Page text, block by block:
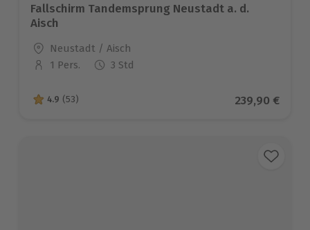
Fallschirm Tandemsprung Neustadt a. d.
Aisch
Standort
Neustadt / Aisch
Anzahl der Teilnehmer
1 Pers. 3 Std
4.9 von 5 Sternen basierend auf 53 Bewertungen
4.9 (53) Aktueller
239,90 €